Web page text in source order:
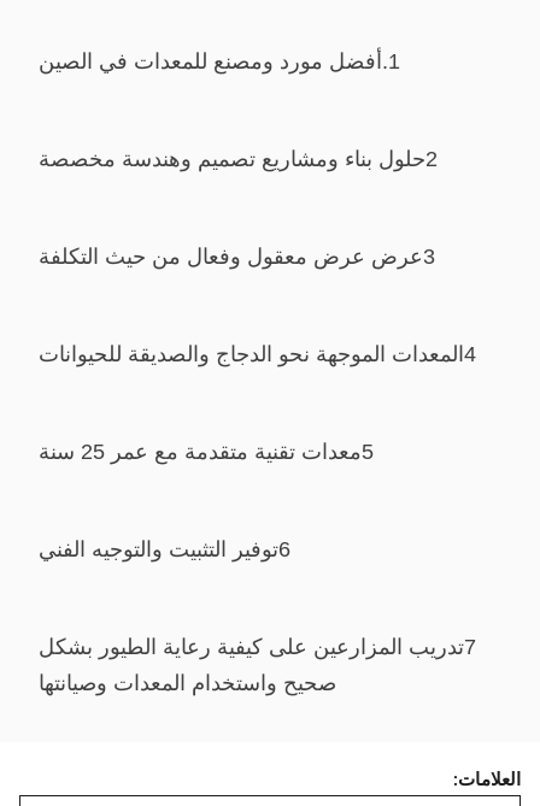
1. أفضل مورد ومصنع للمعدات في الصين
2حلول بناء ومشاريع تصميم وهندسة مخصصة
3عرض عرض معقول وفعال من حيث التكلفة
4المعدات الموجهة نحو الدجاج والصديقة للحيوانات
5معدات تقنية متقدمة مع عمر 25 سنة
6توفير التثبيت والتوجيه الفني
7تدريب المزارعين على كيفية رعاية الطيور بشكل
صحيح واستخدام المعدات وصيانتها
العلامات: